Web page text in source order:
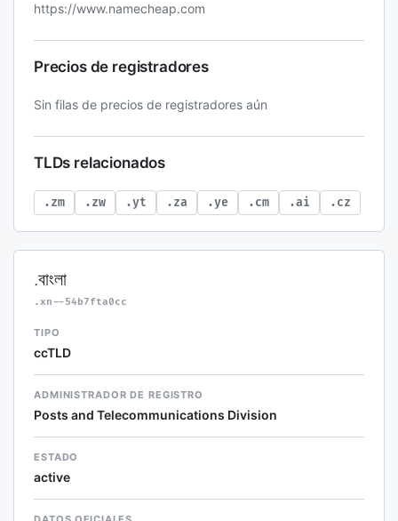
https://www.namecheap.com
Precios de registradores
Sin filas de precios de registradores aún
TLDs relacionados
.zm .zw .yt .za .ye .cm .ai .cz
.বাংলা
.xn--54b7fta0cc
TIPO
ccTLD
ADMINISTRADOR DE REGISTRO
Posts and Telecommunications Division
ESTADO
active